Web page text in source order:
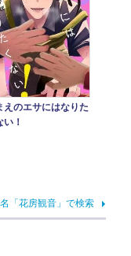
えのエサにはなりた
い！
「花房観音」で検索